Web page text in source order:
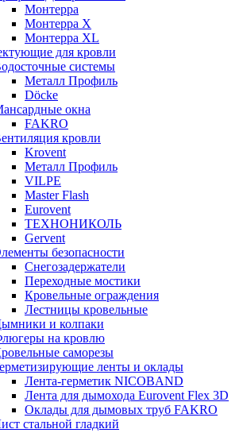
Монтерра
Монтерра X
Монтерра XL
для кровли
системы
Металл Профиль
Döcke
окна
FAKRO
кровли
Krovent
Металл Профиль
VILPE
Master Flash
Eurovent
ТЕХНОНИКОЛЬ
Gervent
безопасности
Снегозадержатели
Переходные мостики
Кровельные ограждения
Лестницы кровельные
и колпаки
на кровлю
саморезы
ленты и оклады
Лента-герметик NICOBAND
Лента для дымохода Eurovent Flex 3D
Оклады для дымовых труб FAKRO
стальной гладкий